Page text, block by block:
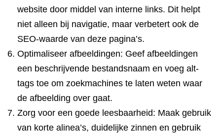
website door middel van interne links. Dit helpt
niet alleen bij navigatie, maar verbetert ook de
SEO-waarde van deze pagina’s.
Optimaliseer afbeeldingen: Geef afbeeldingen
een beschrijvende bestandsnaam en voeg alt-
tags toe om zoekmachines te laten weten waar
de afbeelding over gaat.
Zorg voor een goede leesbaarheid: Maak gebruik
van korte alinea’s, duidelijke zinnen en gebruik